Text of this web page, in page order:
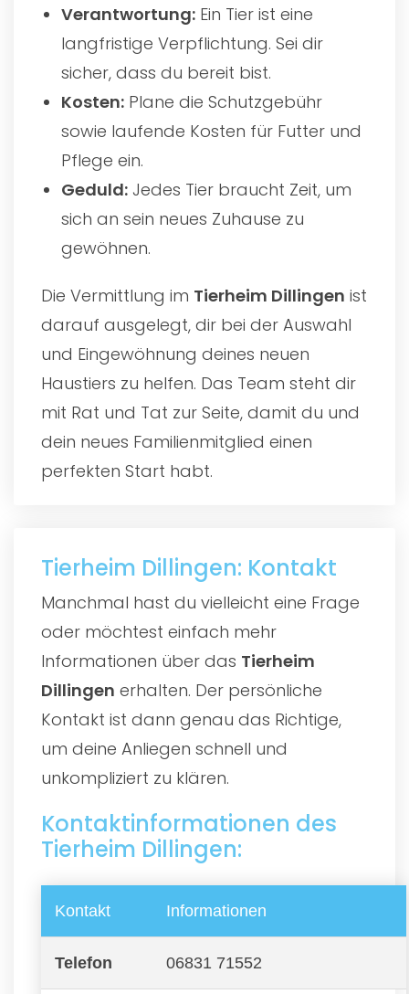
Verantwortung: Ein Tier ist eine
langfristige Verpflichtung. Sei dir
sicher, dass du bereit bist.
Kosten: Plane die Schutzgebühr
sowie laufende Kosten für Futter und
Pflege ein.
Geduld: Jedes Tier braucht Zeit, um
sich an sein neues Zuhause zu
gewöhnen.
Die Vermittlung im Tierheim Dillingen ist
darauf ausgelegt, dir bei der Auswahl
und Eingewöhnung deines neuen
Haustiers zu helfen. Das Team steht dir
mit Rat und Tat zur Seite, damit du und
dein neues Familienmitglied einen
perfekten Start habt.
Tierheim Dillingen: Kontakt
Manchmal hast du vielleicht eine Frage
oder möchtest einfach mehr
Informationen über das Tierheim
Dillingen erhalten. Der persönliche
Kontakt ist dann genau das Richtige,
um deine Anliegen schnell und
unkompliziert zu klären.
Kontaktinformationen des
Tierheim Dillingen:
Kontakt Informationen
Telefon 06831 71552